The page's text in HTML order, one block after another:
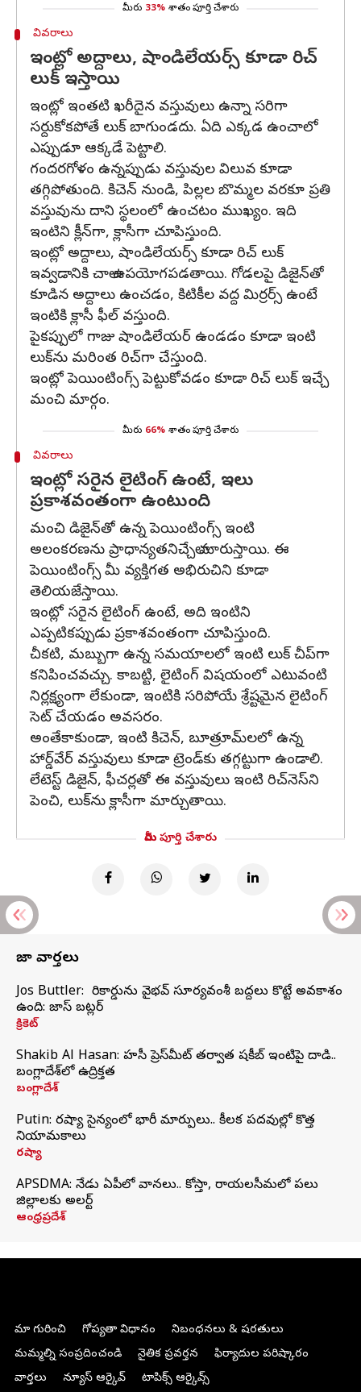
మీరు 33% శాతం పూర్తి చేశారు
వివరాలు
ఇంట్లో అద్దాలు, షాండిలేయర్స్ కూడా రిచ్
లుక్ ఇస్తాయి
ఇంట్లో ఇంతటి ఖరీదైన వస్తువులు ఉన్నా సరిగా
సర్దుకోకపోతే లుక్ బాగుండదు. ఏది ఎక్కడ ఉంచాలో
ఎప్పుడూ ఆక్కడే పెట్టాలి.
గందరగోళం ఉన్నప్పుడు వస్తువుల విలువ కూడా
తగ్గిపోతుంది. కిచెన్ నుండి, పిల్లల బొమ్మల వరకూ ప్రతి
వస్తువును దాని స్థలంలో ఉంచటం ముఖ్యం. ఇది
ఇంటిని క్లీన్‌గా, క్లాసీగా చూపిస్తుంది.
ఇంట్లో అద్దాలు, షాండిలేయర్స్ కూడా రిచ్ లుక్
ఇవ్వడానికి చాలా ఉపయోగపడతాయి. గోడలపై డిజైన్‌తో
కూడిన అద్దాలు ఉంచడం, కిటికీల వద్ద మిర్రర్స్ ఉంటే
ఇంటికి క్లాసీ ఫీల్ వస్తుంది.
పైకప్పులో గాజు షాండిలేయర్ ఉండడం కూడా ఇంటి
లుక్‌ను మరింత రిచ్‌గా చేస్తుంది.
ఇంట్లో పెయింటింగ్స్ పెట్టుకోవడం కూడా రిచ్ లుక్ ఇచ్చే
మంచి మార్గం.
మీరు 66% శాతం పూర్తి చేశారు
వివరాలు
ఇంట్లో సరైన లైటింగ్ ఉంటే, ఇలు
ప్రకాశవంతంగా ఉంటుంది
మంచి డిజైన్‌తో ఉన్న పెయింటింగ్స్ ఇంటి
అలంకరణను ప్రాధాన్యతనిచ్చేలా మారుస్తాయి. ఈ
పెయింటింగ్స్ మీ వ్యక్తిగత అభిరుచిని కూడా
తెలియజేస్తాయి.
ఇంట్లో సరైన లైటింగ్ ఉంటే, అది ఇంటిని
ఎప్పటికప్పుడు ప్రకాశవంతంగా చూపిస్తుంది.
చీకటి, మబ్బుగా ఉన్న సమయాలలో ఇంటి లుక్ చీప్‌గా
కనిపించవచ్చు. కాబట్టి, లైటింగ్ విషయంలో ఎటువంటి
నిర్లక్ష్యంగా లేకుండా, ఇంటికి సరిపోయే శ్రేష్టమైన లైటింగ్
సెట్ చేయడం అవసరం.
అంతేకాకుండా, ఇంటి కిచెన్, బూత్రూమ్‌లలో ఉన్న
హార్డ్‌వేర్ వస్తువులు కూడా ట్రెండ్‌కు తగ్గట్టుగా ఉండాలి.
లేటెస్ట్ డిజైన్, ఫీచర్లతో ఈ వస్తువులు ఇంటి రిచ్‌నెస్‌ని
పెంచి, లుక్‌ను క్లాసీగా మార్చుతాయి.
మీరు పూర్తి చేశారు
తాజా వార్తలు
Jos Buttler: నా రికార్డును వైభవ్ సూర్యవంశీ బద్దలు కొట్టే అవకాశం
ఉంది: జాస్ బట్లర్
క్రికెట్
Shakib Al Hasan: హసీనా ప్రెస్‌మీట్‌ తర్వాత షకీబ్‌ ఇంటిపై దాడి..
బంగ్లాదేశ్‌లో ఉద్రిక్తత
బంగ్లాదేశ్
Putin: రష్యా సైన్యంలో భారీ మార్పులు.. కీలక పదవుల్లో కొత్త
నియామకాలు
రష్యా
APSDMA: నేడు ఏపీలో వానలు.. కోస్తా, రాయలసీమలో పలు
జిల్లాలకు అలర్ట్
ఆంధ్రప్రదేశ్
మా గురించి గోప్యతా విధానం
నిబంధనలు & షరతులు
మమ్మల్ని సంప్రదించండి
నైతిక ప్రవర్తన
ఫిర్యాదుల పరిష్కారం
వార్తలు
న్యూస్ ఆర్కైవ్ టాపిక్స్ ఆర్కైవ్స్